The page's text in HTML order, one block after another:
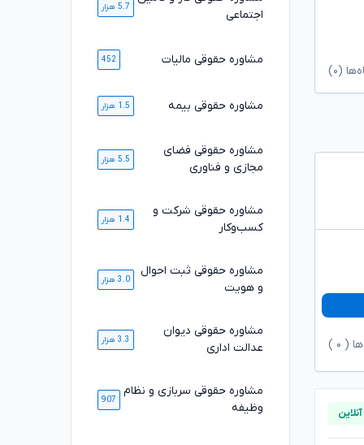
(۰)
( ۰
اجتماعی
5.7 هزار
مشاوره حقوقی مالیات 452
مشاوره حقوقی بیمه 1.5 هزار
مشاوره حقوقی فضای
مجازی و فناوری
5.5 هزار
مشاوره حقوقی شرکت و
کسب‌وکار
1.4 هزار
مشاوره حقوقی ثبت احوال
و هویت
3.0 هزار
مشاوره حقوقی دیوان
عدالت اداری
3.3 هزار
مشاوره حقوقی سربازی و نظام
وظیفه
907